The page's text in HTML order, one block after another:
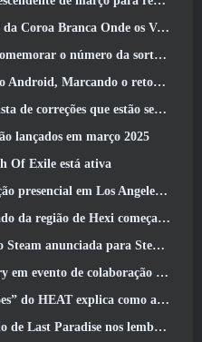
Branca Onde os Ventos Encontram
da sorte 13 Com eventos de aniversário
o retorno do Fortnite à Play Store
sendo trabalhadas após o lançamento do Mirage
lançados em março 2025
Of Exile está ativa
dos Sete Pecados Capitais: Lançamento de origem
começa onde os ventos se encontram hoje
para Steampunk ARPG Crystalfall
de colaboração One-Punch Man
como agentes e tanques trabalham juntos
como é realmente sobreviver ao apocalipse zumbi